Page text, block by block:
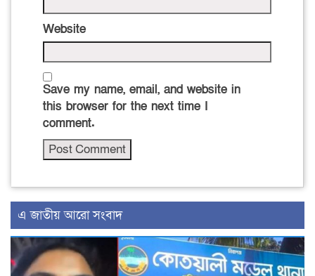
Website
Save my name, email, and website in
this browser for the next time I
comment.
এ জাতীয় আরো সংবাদ